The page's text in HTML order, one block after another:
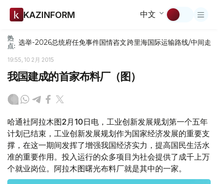
KAZINFORM 中文
热
点: 选举-2026总统府任免事件国情咨文跨里海国际运输路线/中间走廊
19:55, 10 2月 2015
我国建成的首家布料厂（图）
哈通社阿拉木图2月10日电，工业创新发展规划第一个五年
计划已结束，工业创新发展规划作为国家经济发展的重要支
撑，在这一期间发挥了增强我国经济实力，提高国民生活水
准的重要作用。投入运行的众多项目为社会提供了成千上万
个就业岗位。阿拉木图曙光布料厂就是其中的一家。